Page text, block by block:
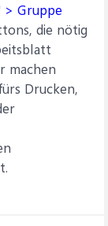
> Gruppe
die nötig
machen
Drucken,